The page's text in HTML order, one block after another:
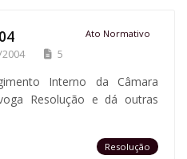
Ato Normativo
5
Interno da Câmara
Resolução e dá outras
Resolução